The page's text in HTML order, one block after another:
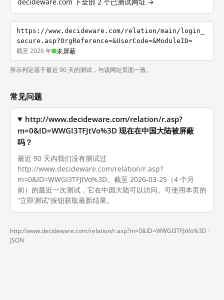
decideware.com 下全部 2 个已测试网址 →
https://www.decideware.com/relation/main/login_
secure.asp?OrgReference=&UserCode=&ModuleID=
截至 2026 年 未屏蔽
所示判定基于最近 90 天的测试，与该网址页面一致。
常见问题
http://www.decideware.com/relation/r.asp?
m=0&ID=WWGI3TFJtVo%3D 现在在中国大陆被屏蔽
吗？
最近 90 天内我们没有测试过
http://www.decideware.com/relation/r.asp?
m=0&ID=WWGI3TFJtVo%3D。截至 2026-03-25（4 个月
前）的最近一次测试，它在中国大陆可以访问。可使用本页的
“立即测试”按钮获取最新结果。
http://www.decideware.com/relation/r.asp?m=0&ID=WWGI3TFJtVo%3D ·
JSON